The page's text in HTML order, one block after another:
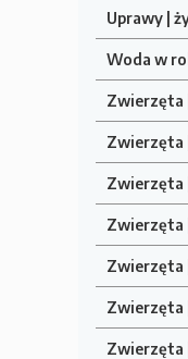
Uprawy |
Woda w
Zwierzęta
Zwierzęta
Zwierzęta
Zwierzęta
Zwierzęta
Zwierzęta
Zwierzęta